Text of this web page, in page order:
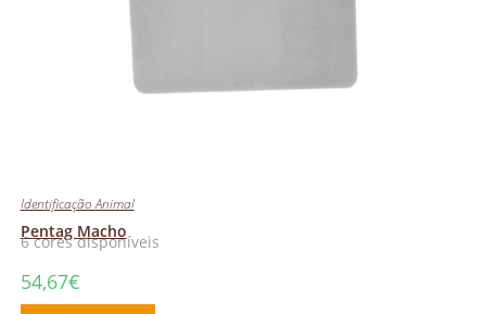
6 cores disponíveis
Identificação Animal
Pentag Macho
54,67€